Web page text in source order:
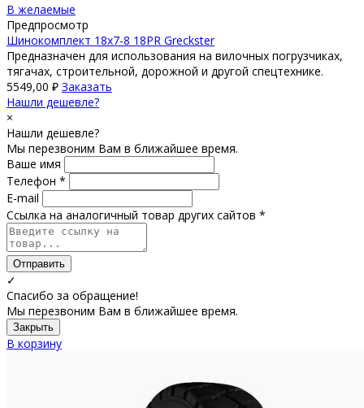
В желаемые
Предпросмотр
Шинокомплект 18х7-8 18PR Greckster
Предназначен для использования на вилочных погрузчиках,
тягачах, строительной, дорожной и другой спецтехнике.
5549,00 ₽ Заказать
Нашли дешевле?
×
Нашли дешевле?
Мы перезвоним Вам в ближайшее время.
Ваше имя
Телефон *
E-mail
Ссылка на аналогичный товар других сайтов *
Отправить
✓
Спасибо за обращение!
Мы перезвоним Вам в ближайшее время.
Закрыть
В корзину